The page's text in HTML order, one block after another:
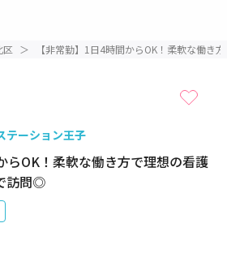
区 ＞ 【非常勤】1日4時間からOK！柔軟な働
テーション王子
らOK！柔軟な働き方で理想の看護
訪問◎